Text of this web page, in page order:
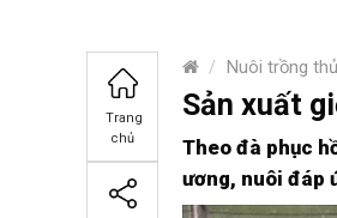
/ Nuôi trồng
Trang
chủ
Sản xuất
Theo đà phục
ương, nuôi đáp